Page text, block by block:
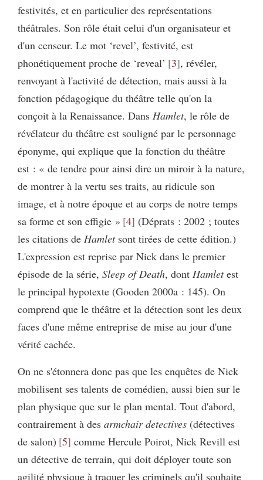
festivités, et en particulier des représentations
théâtrales. Son rôle était celui d'un organisateur et
d'un censeur. Le mot ‘revel’, festivité, est
phonétiquement proche de ‘reveal’ 3 , révéler,
renvoyant à l'activité de détection, mais aussi à la
fonction pédagogique du théâtre telle qu'on la
conçoit à la Renaissance. Dans Hamlet, le rôle de
révélateur du théâtre est souligné par le personnage
éponyme, qui explique que la fonction du théâtre
est : « de tendre pour ainsi dire un miroir à la nature,
de montrer à la vertu ses traits, au ridicule son
image, et à notre époque et au corps de notre temps
sa forme et son effigie » 4 (Déprats : 2002 ; toutes
les citations de Hamletsont tirées de cette édition.)
L'expression est reprise par Nick dans le premier
épisode de la série, Sleep of Death, dont Hamletest
le principal hypotexte (Gooden 2000a : 145). On
comprend que le théâtre et la détection sont les deux
faces d'une même entreprise de mise au jour d'une
vérité cachée.
On ne s'étonnera donc pas que les enquêtes de Nick
mobilisent ses talents de comédien, aussi bien sur le
plan physique que sur le plan mental. Tout d'abord,
contrairement à des armchair detectives (détectives
de salon) 5 comme Hercule Poirot, Nick Revill est
un détective de terrain, qui doit déployer toute son
agilité physique à traquer les criminels qu'il souhaite